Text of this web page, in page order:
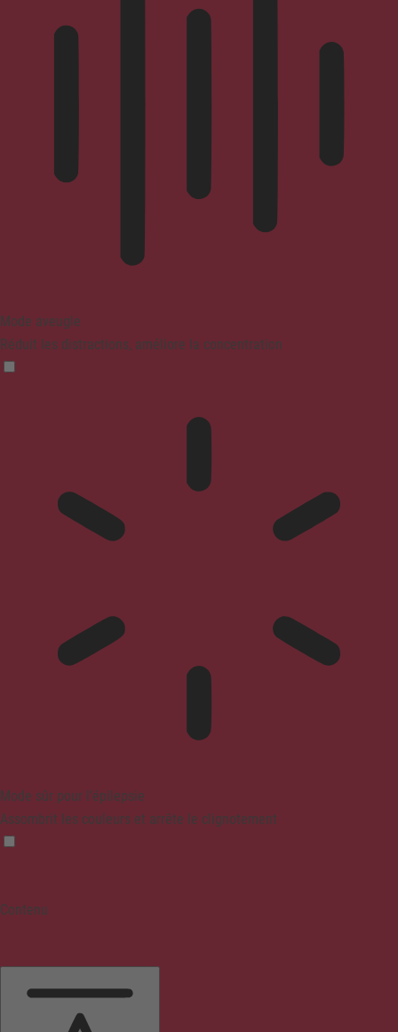
Mode aveugle
Réduit les distractions, améliore la concentration
Mode sûr pour l'épilepsie
Assombrit les couleurs et arrête le clignotement
Contenu